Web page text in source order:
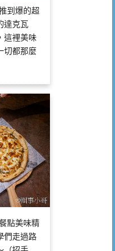
到爆的超
達克瓦
這裡美味
切都那麼
點美味精
們走過路